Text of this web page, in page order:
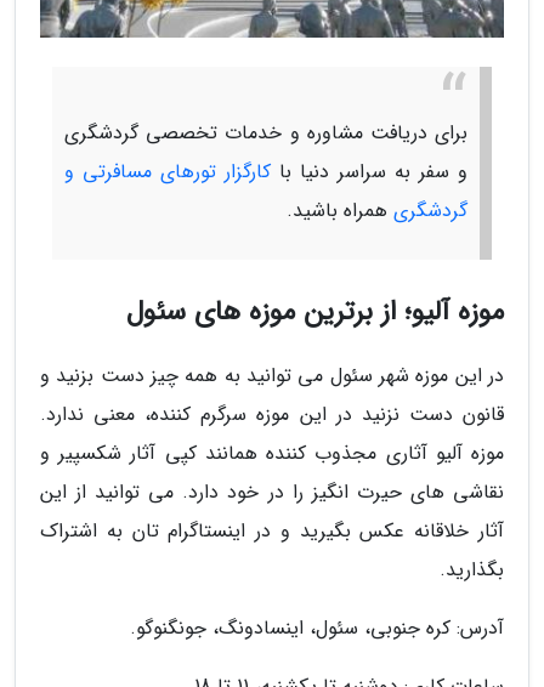
برای دریافت مشاوره و خدمات تخصصی گردشگری
و سفر به سراسر دنیا با کارگزار تورهای مسافرتی و
گردشگری همراه باشید.
موزه آلیو؛ از برترین موزه های سئول
در این موزه شهر سئول می توانید به همه چیز دست بزنید و
قانون دست نزنید در این موزه سرگرم کننده، معنی ندارد.
موزه آلیو آثاری مجذوب کننده همانند کپی آثار شکسپیر و
نقاشی های حیرت انگیز را در خود دارد. می توانید از این
آثار خلاقانه عکس بگیرید و در اینستاگرام تان به اشتراک
بگذارید.
آدرس: کره جنوبی، سئول، اینسادونگ، جونگنوگو.